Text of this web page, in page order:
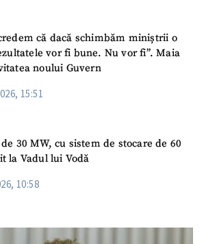
că dacă schimbăm miniștrii o
vor fi bune. Nu vor fi”. Maia
noului Guvern
15:51
30 MW, cu sistem de stocare de 60
la Vadul lui Vodă
10:58
ȘTIREA